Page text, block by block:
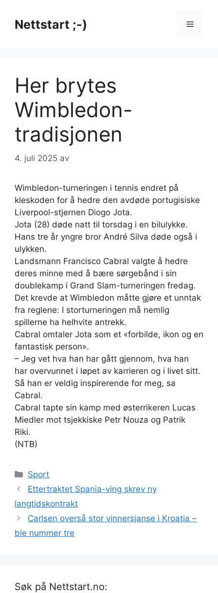
innholdNettstart ;-) Meny
Her brytes
Wimbledon-
tradisjonen
4. juli 2025 av
Wimbledon-turneringen i tennis endret på
kleskoden for å hedre den avdøde portugisiske
Liverpool-stjernen Diogo Jota.
Jota (28) døde natt til torsdag i en bilulykke.
Hans tre år yngre bror André Silva døde også i
ulykken.
Landsmann Francisco Cabral valgte å hedre
deres minne med å bære sørgebånd i sin
doublekamp i Grand Slam-turneringen fredag.
Det krevde at Wimbledon måtte gjøre et unntak
fra reglene: I storturneringen må nemlig
spillerne ha helhvite antrekk.
Cabral omtaler Jota som et «forbilde, ikon og en
fantastisk person».
– Jeg vet hva han har gått gjennom, hva han
har overvunnet i løpet av karrieren og i livet sitt.
Så han er veldig inspirerende for meg, sa
Cabral.
Cabral tapte sin kamp med østerrikeren Lucas
Miedler mot tsjekkiske Petr Nouza og Patrik
Riki.
(NTB)
Kategorier
Sport
Ettertraktet Spania-ving skrev ny
langtidskontrakt
Carlsen overså stor vinnersjanse i Kroatia –
ble nummer tre
Søk på Nettstart.no: